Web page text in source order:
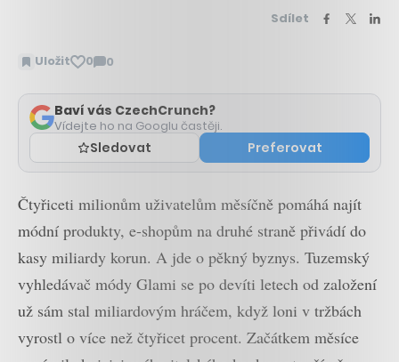
Sdílet
Uložit 0 0
Zobrazit
Baví vás CzechCrunch?
Vídejte ho na Googlu častěji.
Sledovat Preferovat
Čtyřiceti milionům uživatelům měsíčně pomáhá najít
módní produkty, e-shopům na druhé straně přivádí do
kasy miliardy korun. A jde o pěkný byznys. Tuzemský
vyhledávač módy Glami se po devíti letech od založení
už sám stal miliardovým hráčem, když loni v tržbách
vyrostl o více než čtyřicet procent. Začátkem měsíce